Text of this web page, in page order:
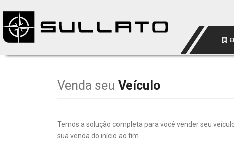
Venda seu Veículo
Temos a solução completa para você vender seu
sua venda do início ao fim